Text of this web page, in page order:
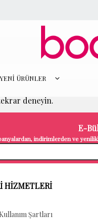
YENİ ÜRÜNLER
deneyin.
E-
indirimlerden ve
HİZMETLERİ
Şartları